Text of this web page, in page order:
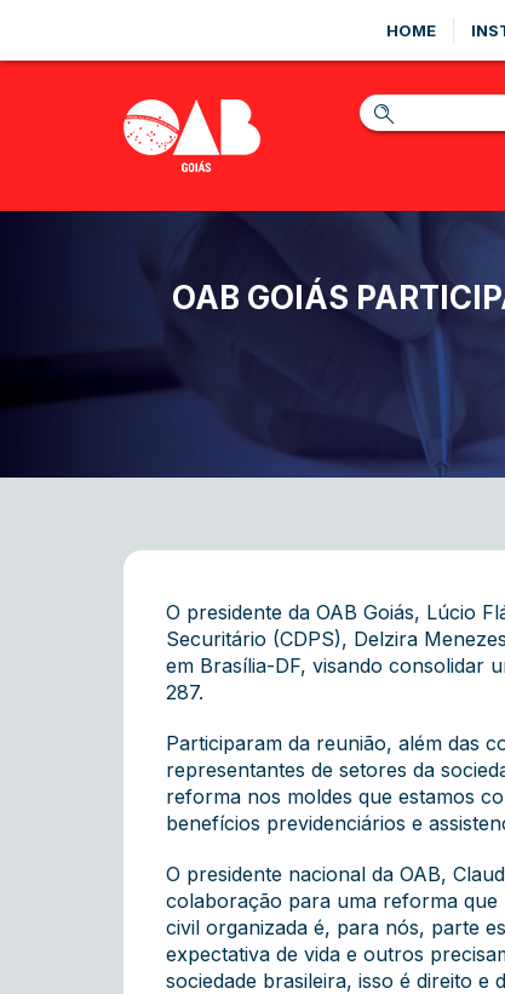
HOME
OAB GOIÁS
O presidente da OAB Goiás, Lúcio
Securitário (CDPS), Delzira
em Brasília-DF, visando consolidar
287.
Participaram da reunião, além das
representantes de setores da
reforma nos moldes que estamos
benefícios previdenciários e
O presidente nacional da OAB,
colaboração para uma reforma que
civil organizada é, para nós, parte
expectativa de vida e outros
sociedade brasileira, isso é direito